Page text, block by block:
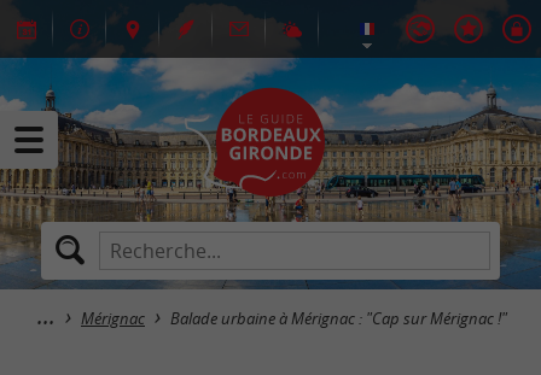
Mérignac Balade urbaine à Mérignac : "Cap sur Mérignac !"